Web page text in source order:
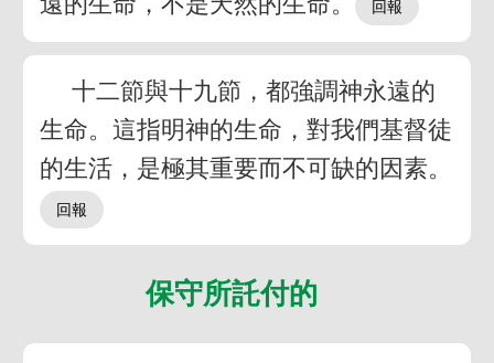
十二節與十九節，都強調神永遠的
生命。這指明神的生命，對我們基督徒
的生活，是極其重要而不可缺的因素。
保守所託付的